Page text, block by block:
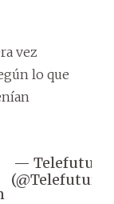
vez
lo que
— Telefuturo
(@Telefuturo)